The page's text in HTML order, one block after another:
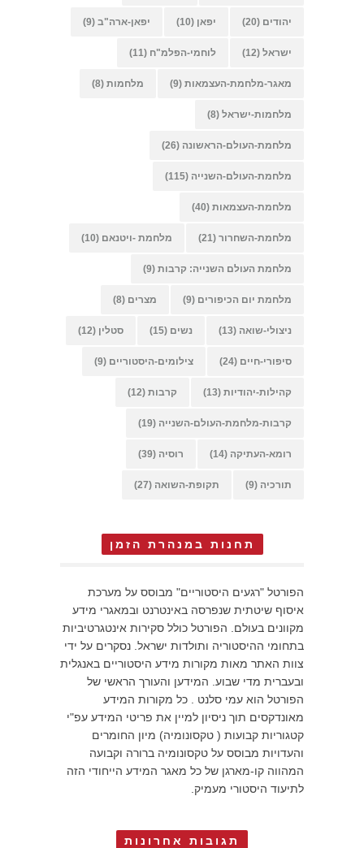
יהודים (20) יפאן (10) יפאן-ארה"ב (9)
ישראל (12) לוחמי-הפלמ"ח (11)
מאגר-מלחמת-העצמאות (9) מלחמות (8)
מלחמות-ישראל (8)
מלחמת-העולם-הראשונה (26)
מלחמת-העולם-השנייה (115)
מלחמת-העצמאות (40)
מלחמת-השחרור (21) מלחמת -ויטנאם (10)
מלחמת העולם השנייה: קרבות (9)
מלחמת יום הכיפורים (9) מצרים (8)
ניצולי-שואה (13) נשים (15) סטלין (12)
סיפורי-חיים (24) צילומים-היסטוריים (9)
קהילות-יהודיות (13) קרבות (12)
קרבות-מלחמת-העולם-השנייה (19)
רומא-העתיקה (14) רוסיה (39)
תורכיה (9) תקופת-השואה (27)
תחנות במנהרת הזמן
הפורטל "רגעים היסטוריים" מבוסס על מערכת
איסוף שיטתית שנפרסה באינטרנט ובמאגרי מידע
מקוונים בעולם. הפורטל כולל סקירות אינטגרטיביות
בתחומי ההיסטוריה ותולדות ישראל. נסקרים על ידי
צוות האתר מאות מקורות מידע היסטוריים באנגלית
ובעברית מדי שבוע. המידען והעורך הראשי של
הפורטל הוא עמי סלנט . כל מקורות המידע
מאונדקסים תוך ניסיון למיין את פריטי המידע עפ"י
קטגוריות קבועות ( טקסונומיה) מיון החומרים
והעדויות מבוסס על טקסונומיה ברורה וקבועה
המהווה קו-מארגן של כל מאגר המידע הייחודי הזה
לתיעוד היסטורי מעמיק.
תגובות אחרונות